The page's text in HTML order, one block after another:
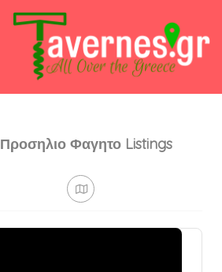
Προσηλιο Φαγητο Listings